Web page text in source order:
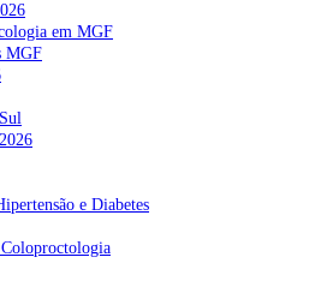
novo sistema de acesso a consultas e
precisa?
79.ª World Health Assembly
internacional em saúde sexual e
Estratégico para a Saúde
em MGF
MGF
e Diabetes